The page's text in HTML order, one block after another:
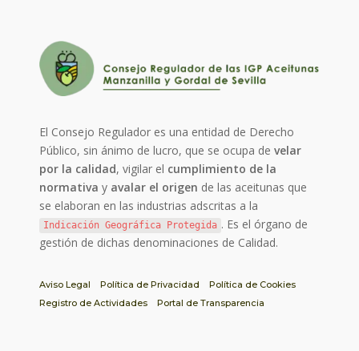
El Consejo Regulador es una entidad de Derecho
Público, sin ánimo de lucro, que se ocupa develar
por la calidad, vigilar el cumplimiento de la
normativa y avalar el origen de las aceitunas que
se elaboran en las industrias adscritas a la
Indicación Geográfica Protegida . Es el órgano de
gestión de dichas denominaciones de Calidad.
Aviso Legal Política de Privacidad
Política de Cookies
Registro de Actividades
Portal de Transparencia